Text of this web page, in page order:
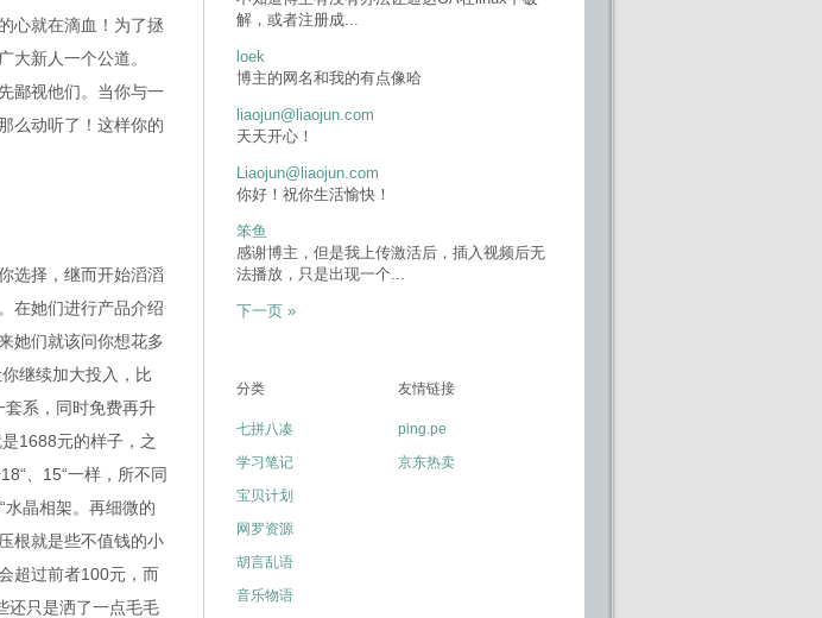
心就在滴血！为了拯
大新人一个公道。
鄙视他们。当你与一
么动听了！这样你的
选择，继而开始滔滔
在她们进行产品介绍
她们就该问你想花多
继续加大投入，比
系，同时免费再升
1688元的样子，之
、15“一样，所不同
水晶相架。再细微的
根就是些不值钱的小
超过前者100元，而
还只是洒了一点毛毛
解，或者注册成...
loek
博主的网名和我的有点像哈
liaojun@liaojun.com
天天开心！
Liaojun@liaojun.com
你好！祝你生活愉快！
笨鱼
感谢博主，但是我上传激活后，插入视频后无
法播放，只是出现一个...
下一页 »
分类
七拼八凑
学习笔记
宝贝计划
网罗资源
胡言乱语
音乐物语
友情链接
ping.pe
京东热卖